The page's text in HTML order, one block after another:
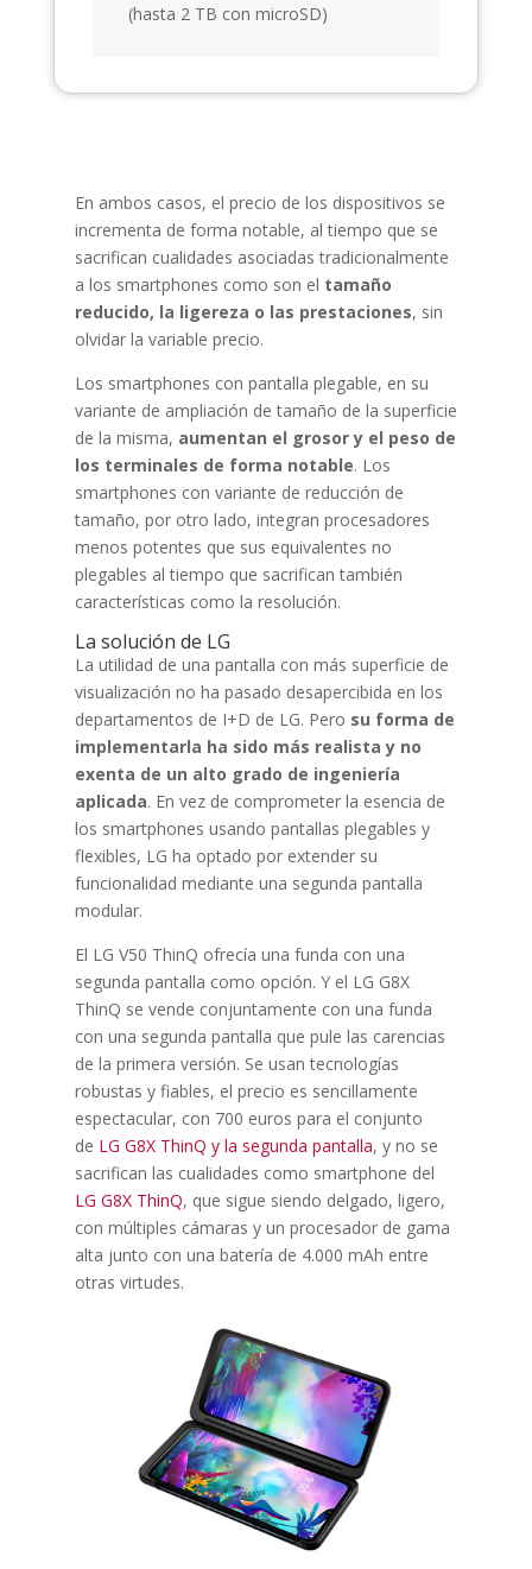
(hasta 2 TB con microSD)
En ambos casos, el precio de los dispositivos se
incrementa de forma notable, al tiempo que se
sacrifican cualidades asociadas tradicionalmente
a los smartphones como son el tamaño
reducido, la ligereza o las prestaciones, sin
olvidar la variable precio.
Los smartphones con pantalla plegable, en su
variante de ampliación de tamaño de la superficie
de la misma, aumentan el grosor y el peso de
los terminales de forma notable. Los
smartphones con variante de reducción de
tamaño, por otro lado, integran procesadores
menos potentes que sus equivalentes no
plegables al tiempo que sacrifican también
características como la resolución.
La solución de LG
La utilidad de una pantalla con más superficie de
visualización no ha pasado desapercibida en los
departamentos de I+D de LG. Pero su forma de
implementarla ha sido más realista y no
exenta de un alto grado de ingeniería
aplicada. En vez de comprometer la esencia de
los smartphones usando pantallas plegables y
flexibles, LG ha optado por extender su
funcionalidad mediante una segunda pantalla
modular.
El LG V50 ThinQ ofrecía una funda con una
segunda pantalla como opción. Y el LG G8X
ThinQ se vende conjuntamente con una funda
con una segunda pantalla que pule las carencias
de la primera versión. Se usan tecnologías
robustas y fiables, el precio es sencillamente
espectacular, con 700 euros para el conjunto
de LG G8X ThinQ y la segunda pantalla, y no se
sacrifican las cualidades como smartphone del
LG G8X ThinQ, que sigue siendo delgado, ligero,
con múltiples cámaras y un procesador de gama
alta junto con una batería de 4.000 mAh entre
otras virtudes.